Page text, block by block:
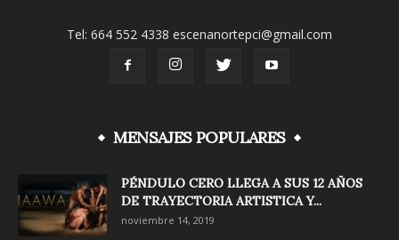
Tel: 664 552 4338 escenanortepci@gmail.com
MENSAJES POPULARES
PÉNDULO CERO LLEGA A SUS 12 AÑOS
DE TRAYECTORIA ARTISTICA Y...
noviembre 14, 2019